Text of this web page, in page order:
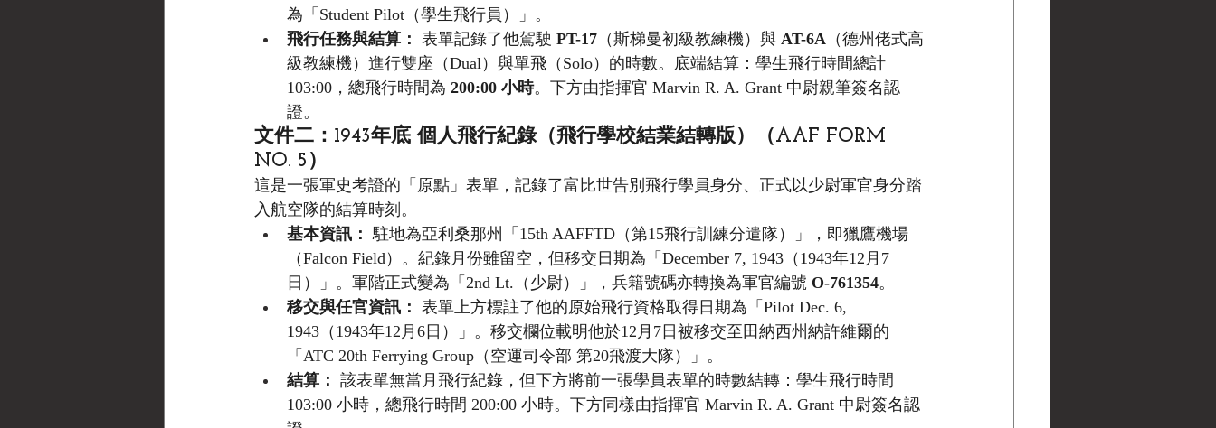
為「Student Pilot（學生飛行員）」。
飛行任務與結算： 表單記錄了他駕駛 PT-17 （斯梯曼初級教練機）與 AT-6A （德州佬式高
級教練機）進行雙座（Dual）與單飛（Solo）的時數。底端結算：學生飛行時間總計
103:00，總飛行時間為 200:00 小時。下方由指揮官 Marvin R. A. Grant 中尉親筆簽名認
證。
文件二：1943年底 個人飛行紀錄（飛行學校結業結轉版）（AAF FORM
NO. 5）
這是一張軍史考證的「原點」表單，記錄了富比世告別飛行學員身分、正式以少尉軍官身分踏
入航空隊的結算時刻。
基本資訊： 駐地為亞利桑那州「15th AAFFTD（第15飛行訓練分遣隊）」，即獵鷹機場
（Falcon Field）。紀錄月份雖留空，但移交日期為「December 7, 1943（1943年12月7
日）」。軍階正式變為「2nd Lt.（少尉）」，兵籍號碼亦轉換為軍官編號 O-761354。
移交與任官資訊： 表單上方標註了他的原始飛行資格取得日期為「Pilot Dec. 6,
1943（1943年12月6日）」。移交欄位載明他於12月7日被移交至田納西州納許維爾的
「ATC 20th Ferrying Group（空運司令部 第20飛渡大隊）」。
結算： 該表單無當月飛行紀錄，但下方將前一張學員表單的時數結轉：學生飛行時間
103:00 小時，總飛行時間 200:00 小時。下方同樣由指揮官 Marvin R. A. Grant 中尉簽名認